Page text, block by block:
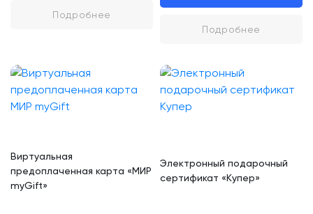
Подробнее
Подробнее
Виртуальная
предоплаченная карта «МИР
myGift»
Электронный подарочный
сертификат «Купер»